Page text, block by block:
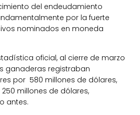
del endeudamiento
por la fuerte
nominados en moneda
oficial, al cierre de marzo
ganaderas registraban
por 580 millones de dólares,
millones de dólares,
antes.